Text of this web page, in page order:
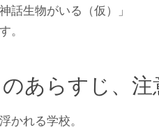
話生物がいる（仮）」
。
あらすじ、注
かれる学校。